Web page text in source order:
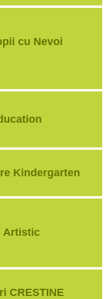
cu Nevoi
Kindergarten
Artistic
CRESTINE